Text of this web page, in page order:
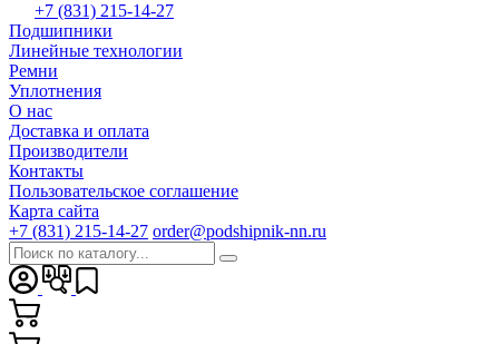
+7 (831) 215-14-27
Подшипники
Линейные технологии
Ремни
Уплотнения
О нас
Доставка и оплата
Производители
Контакты
Пользовательское соглашение
Карта сайта
+7 (831) 215-14-27 order@podshipnik-nn.ru